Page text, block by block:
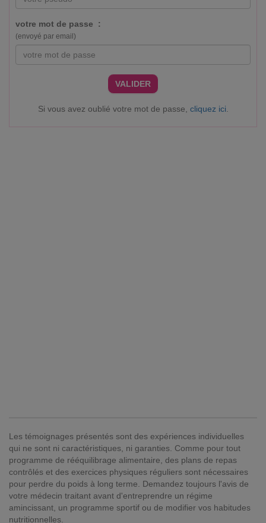
votre mot de passe :
(envoyé par email)
VALIDER
Si vous avez oublié votre mot de passe, cliquez ici
Les témoignages présentés sont des expériences individuelles
qui ne sont ni caractéristiques, ni garanties. Comme pour tout
programme de rééquilibrage alimentaire, des plans de repas
contrôlés et des exercices physiques réguliers sont nécessaires
pour perdre du poids à long terme. Demandez toujours l'avis de
votre médecin traitant avant d'entreprendre un régime
amincissant, un programme sportif ou de modifier vos habitudes
nutritionnelles.